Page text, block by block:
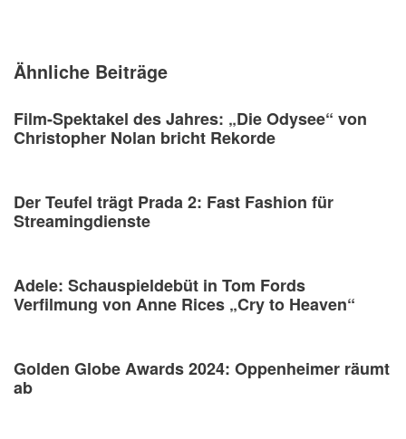
Ähnliche Beiträge
Film-Spektakel des Jahres: „Die Odysee“ von
Christopher Nolan bricht Rekorde
Der Teufel trägt Prada 2: Fast Fashion für
Streamingdienste
Adele: Schauspieldebüt in Tom Fords
Verfilmung von Anne Rices „Cry to Heaven“
Golden Globe Awards 2024: Oppenheimer räumt
ab